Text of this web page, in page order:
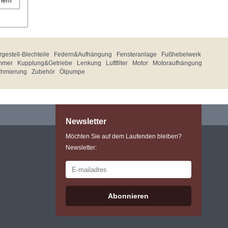
Blechteile Federn&Aufhängung Fensteranlage
Fußhebelwerk
Kupplung&Getriebe Lenkung Luftfilter Motor
Motoraufhängung
Zubehör Ölpumpe
Newsletter
Möchten Sie auf dem Laufenden bleiben?
Newsletter:
Abonnieren